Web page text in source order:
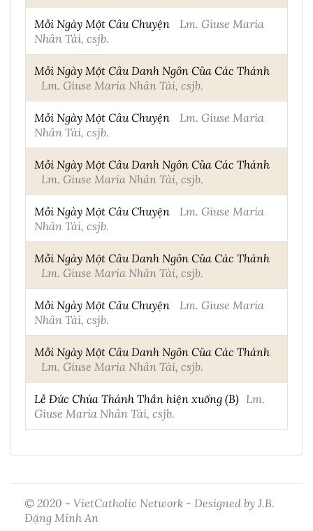
Mỗi Ngày Một Câu Chuyện
Lm. Giuse Maria
Nhân Tài, csjb.
Mỗi Ngày Một Câu Danh Ngôn Của Các Thánh
Lm. Giuse Maria Nhân Tài, csjb.
Mỗi Ngày Một Câu Chuyện
Lm. Giuse Maria
Nhân Tài, csjb.
Mỗi Ngày Một Câu Danh Ngôn Của Các Thánh
Lm. Giuse Maria Nhân Tài, csjb.
Mỗi Ngày Một Câu Chuyện
Lm. Giuse Maria
Nhân Tài, csjb.
Mỗi Ngày Một Câu Danh Ngôn Của Các Thánh
Lm. Giuse Maria Nhân Tài, csjb.
Mỗi Ngày Một Câu Chuyện
Lm. Giuse Maria
Nhân Tài, csjb.
Mỗi Ngày Một Câu Danh Ngôn Của Các Thánh
Lm. Giuse Maria Nhân Tài, csjb.
Lễ Đức Chúa Thánh Thần hiện xuống (B) Lm.
Giuse Maria Nhân Tài, csjb.
© 2020 - VietCatholic Network - Designed by J.B.
Đặng Minh An